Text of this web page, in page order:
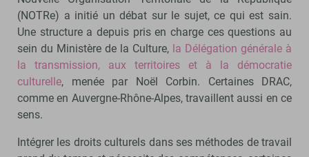
(NOTRe) a initié un débat sur le sujet, ce qui est sain.
Une structure a depuis pris en charge ces questions au
sein du Ministère de la Culture, la Délégation générale à
la transmission, aux territoires et à la démocratie
culturelle, menée par Noël Corbin. Certaines DRAC,
comme en Auvergne-Rhône-Alpes, travaillent aussi en ce
sens.
Intégrer les droits culturels dans ses méthodes de travail